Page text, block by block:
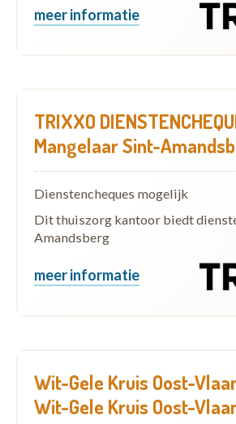
meer informatie
TRIXXO
Mangelaar Sint-
Dienstencheques mogelijk
Dit thuiszorg kantoor biedt
Amandsberg
meer informatie
Wit-Gele Kruis Oost-
Wit-Gele Kruis Oost-